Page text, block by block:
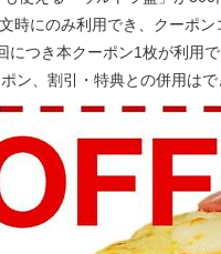
時にのみ利用でき、クーポ
つき本クーポン1枚が利用
ン、割引・特典との併用はで